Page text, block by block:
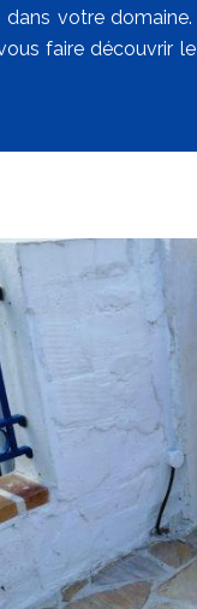
votre
faire découvrir